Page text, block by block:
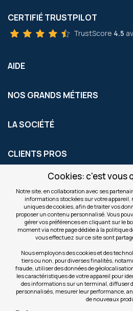
Cookies: c'est vous
Notre site, en collaboration avec ses
informations stockées sur votre
uniques de cookies, afin de traiter vos
proposer un contenu personnalisé. Vous
gérer vos préférences en cliquant sur le
moment via notre page dédiée à la politique
vous effectuez sur ce site sont
Nous employons des cookies et des
tiers ou non, pour diverses finalités,
fraude, utiliser des données de
les caractéristiques de votre appareil pour
des informations sur un terminal, diffuser
personnalisés, mesurer leur performance,
de nouveaux
CERTIFIÉ TRUSTPILOT
TrustScore 4.5
AIDE
NOS GRANDS MÉTIERS
LA SOCIÉTÉ
CLIENTS PROS
S'INSCRIRE AUX OFFRES
Inscription
notre
newsletter
NOS SITES